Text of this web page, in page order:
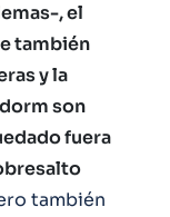
, el
también
y la
son
fuera
también